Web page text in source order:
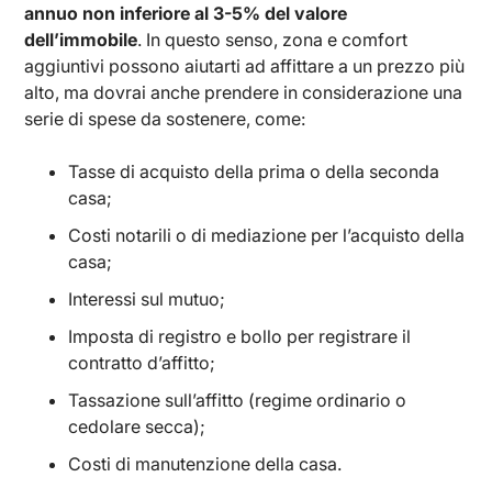
annuo non inferiore al 3-5% del valore
dell’immobile. In questo senso, zona e comfort
aggiuntivi possono aiutarti ad affittare a un prezzo più
alto, ma dovrai anche prendere in considerazione una
serie di spese da sostenere, come:
Tasse di acquisto della prima o della seconda
casa;
Costi notarili o di mediazione per l’acquisto della
casa;
Interessi sul mutuo;
Imposta di registro e bollo per registrare il
contratto d’affitto;
Tassazione sull’affitto (regime ordinario o
cedolare secca);
Costi di manutenzione della casa.